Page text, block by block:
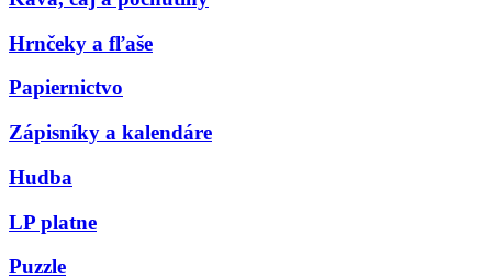
Hrnčeky a fľaše
Papiernictvo
Zápisníky a kalendáre
Hudba
LP platne
Puzzle